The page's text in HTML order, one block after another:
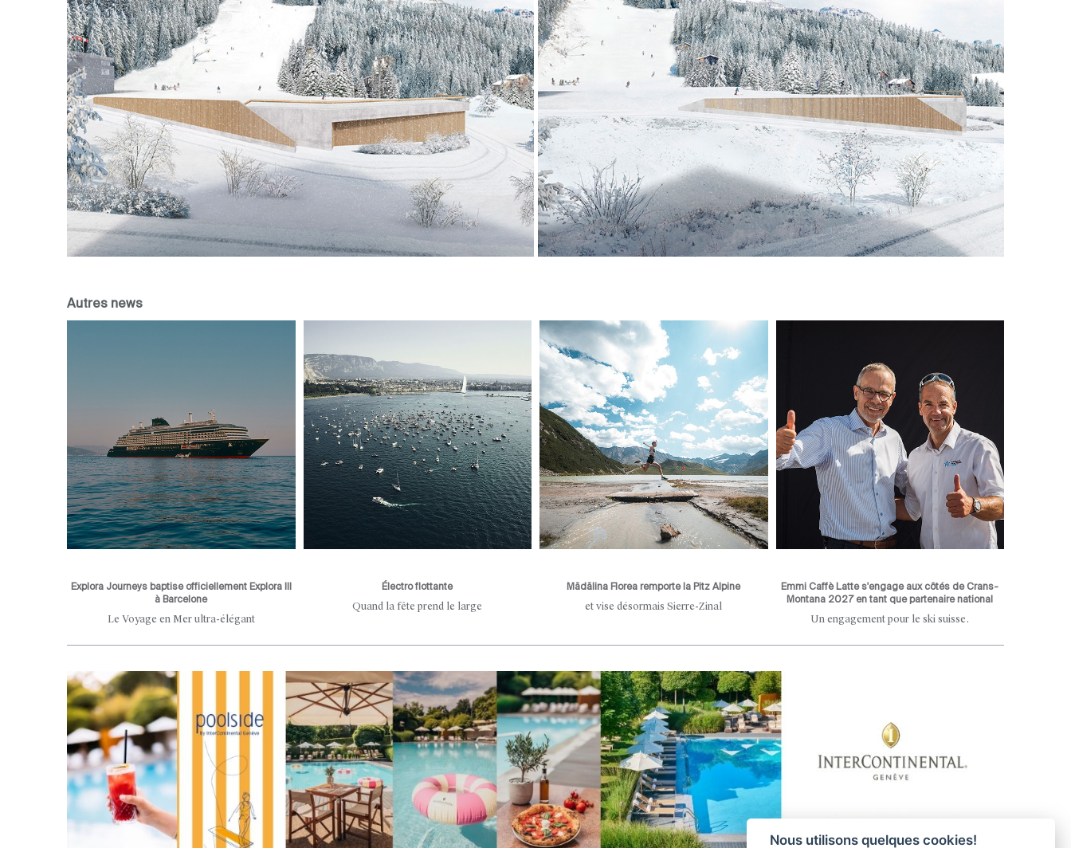
Autres news
Explora Journeys baptise officiellement Explora III
à Barcelone
Le Voyage en Mer ultra-élégant
Électro flottante
Quand la fête prend le large
Mădălina Florea remporte la Pitz Alpine
et vise désormais Sierre-Zinal
Emmi Caffè Latte s'engage aux côtés de Crans-
Montana 2027 en tant que partenaire national
Un engagement pour le ski suisse.
Nous utilisons quelques cookies!